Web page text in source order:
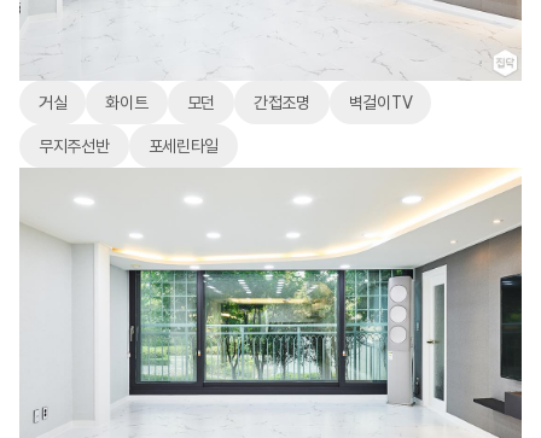
거실 화이트 모던 간접조명 벽걸이TV
무지주선반 포세린타일